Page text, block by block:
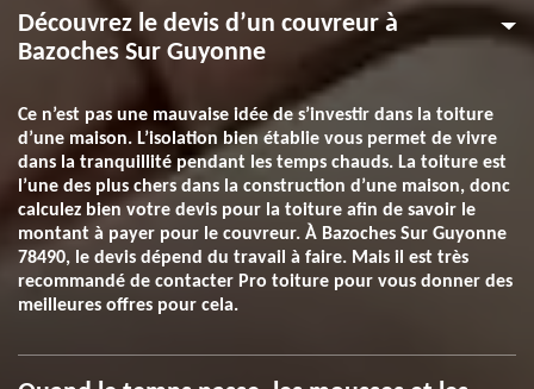
Découvrez le devis d’un couvreur à
Bazoches Sur Guyonne
Ce n’est pas une mauvaise idée de s’investir dans la toiture
d’une maison. L’isolation bien établie vous permet de vivre
dans la tranquillité pendant les temps chauds. La toiture est
l’une des plus chers dans la construction d’une maison, donc
calculez bien votre devis pour la toiture afin de savoir le
montant à payer pour le couvreur. À Bazoches Sur Guyonne
78490, le devis dépend du travail à faire. Mais il est très
recommandé de contacter Pro toiture pour vous donner des
meilleures offres pour cela.